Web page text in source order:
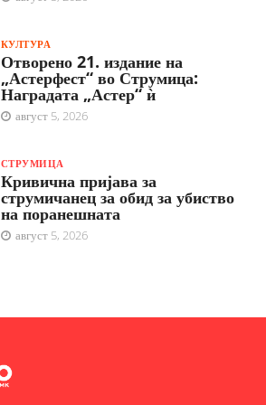
КУЛТУРА
Отворено 21. издание на
„Астерфест“ во Струмица:
Наградата „Астер“ ѝ
август 5, 2026
СТРУМИЦА
Кривична пријава за
струмичанец за обид за убиство
на поранешната
август 5, 2026